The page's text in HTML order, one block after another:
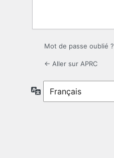
Mot de passe oublié ?
← Aller sur APRC
Langue